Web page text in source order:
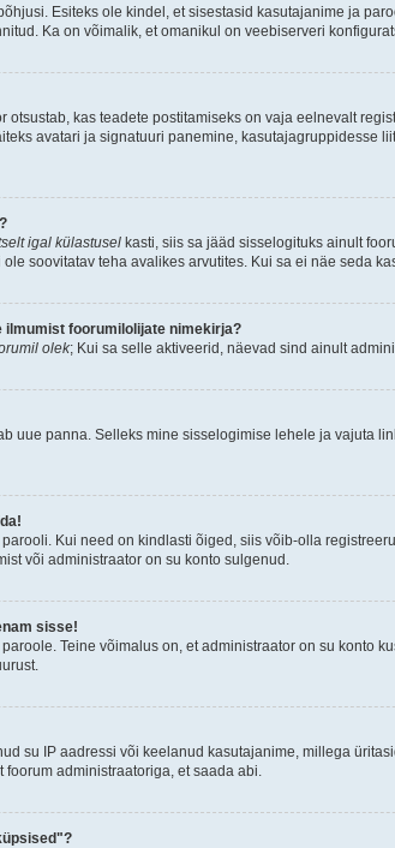
Esiteks ole kindel, et sisestasid kasutajanime ja
Ka on võimalik, et omanikul on veebiserveri
otsustab, kas teadete postitamiseks on vaja eelnevalt
avatari ja signatuuri panemine, kasutajagruppidesse
igal külastusel kasti, siis sa jääd sisselogituks ainult
soovitatav teha avalikes arvutites. Kui sa ei näe seda
ilmumist foorumilolijate nimekirja?
olek; Kui sa selle aktiveerid, näevad sind ainult
uue panna. Selleks mine sisselogimise lehele ja vajuta
Kui need on kindlasti õiged, siis võib-olla
või administraator on su konto sulgenud.
sisse!
Teine võimalus on, et administraator on su konto
su IP aadressi või keelanud kasutajanime, millega
foorum administraatoriga, et saada abi.